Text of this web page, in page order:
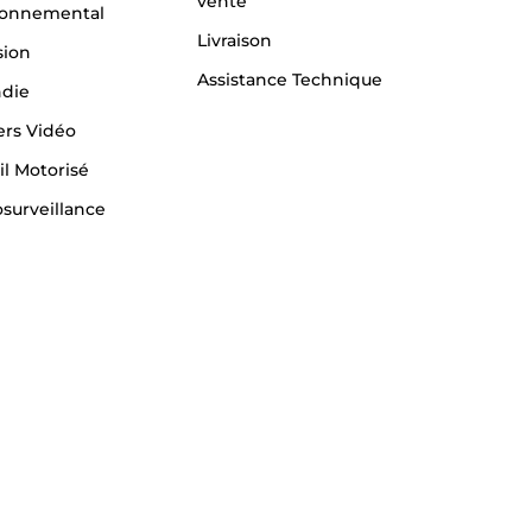
Vidéo
Motorisé
Livraison
Assistance Technique